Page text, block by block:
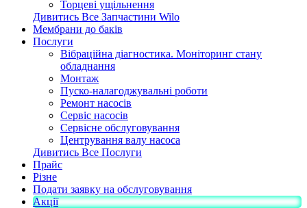
Торцеві ущільнення
Дивитись Все Запчастини Wilo
Мембрани до баків
Послуги
Вібраційна діагностика. Моніторинг стану
обладнання
Монтаж
Пуско-налагоджувальні роботи
Ремонт насосів
Сервіс насосів
Сервісне обслуговування
Центрування валу насоса
Дивитись Все Послуги
Прайс
Різне
Подати заявку на обслуговування
Акції